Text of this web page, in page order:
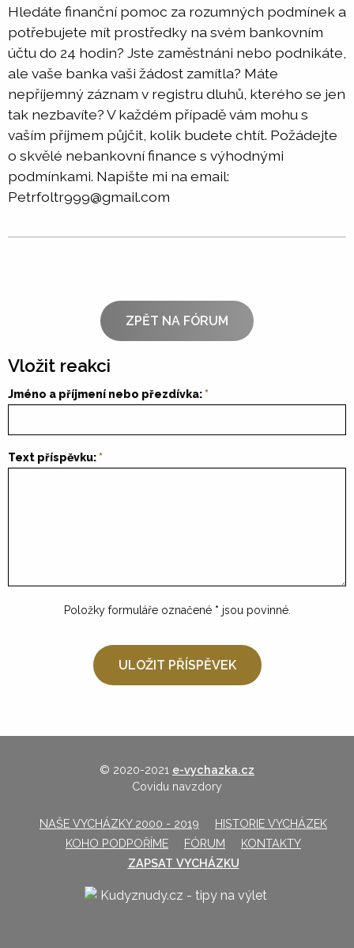
Hledáte finanční pomoc za rozumných podmínek a
potřebujete mít prostředky na svém bankovním
účtu do 24 hodin? Jste zaměstnáni nebo podnikáte,
ale vaše banka vaši žádost zamítla? Máte
nepříjemný záznam v registru dluhů, kterého se jen
tak nezbavíte? V každém případě vám mohu s
vaším příjmem půjčit, kolik budete chtít. Požádejte
o skvělé nebankovní finance s výhodnými
podmínkami. Napište mi na email:
Petrfoltr999@gmail.com
ZPĚT NA FÓRUM
Vložit reakci
Jméno a příjmení nebo přezdívka:
Text příspěvku:
Položky formuláře označené * jsou povinné.
© 2020-2021 e-vychazka.cz
Covidu navzdory
NAŠE VYCHÁZKY 2000 - 2019
HISTORIE VYCHÁZEK
KOHO PODPOŘÍME
FÓRUM
KONTAKTY
ZAPSAT VYCHÁZKU